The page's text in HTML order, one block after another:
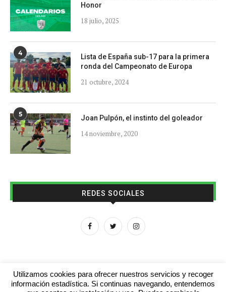
Honor
18 julio, 2025
4
Lista de España sub-17 para la primera
ronda del Campeonato de Europa
21 octubre, 2024
5 Joan Pulpón, el instinto del goleador
14 noviembre, 2020
REDES SOCIALES
Utilizamos cookies para ofrecer nuestros servicios y recoger
información estadística. Si continuas navegando, entendemos